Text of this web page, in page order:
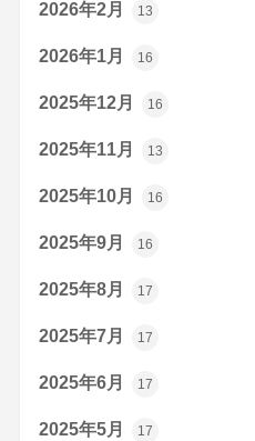
2026年2月 13
2026年1月 16
2025年12月 16
2025年11月 13
2025年10月 16
2025年9月 16
2025年8月 17
2025年7月 17
2025年6月 17
2025年5月 17